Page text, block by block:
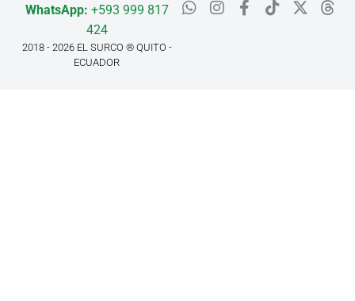
WhatsApp: +593 999 817
424
2018 - 2026 EL SURCO ® QUITO -
ECUADOR